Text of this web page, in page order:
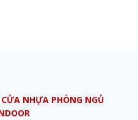
NHỰA PHÒNG NGỦ